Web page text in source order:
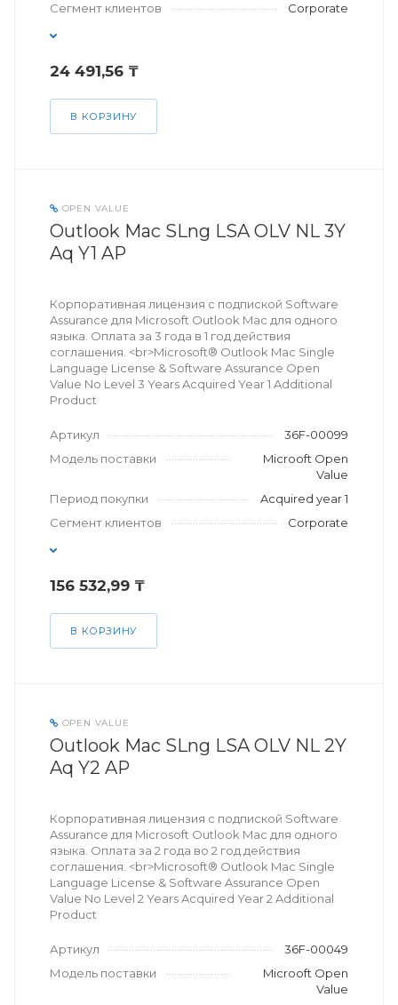
Сегмент клиентов
Corporate
24 491,56 ₸
В КОРЗИНУ
OPEN VALUE
Outlook Mac SLng LSA OLV NL 3Y
Aq Y1 AP
Корпоративная лицензия с подпиской Software
Assurance для Microsoft Outlook Mac для одного
языка. Оплата за 3 года в 1 год действия
соглашения. <br>Microsoft® Outlook Mac Single
Language License & Software Assurance Open
Value No Level 3 Years Acquired Year 1 Additional
Product
Артикул
36F-00099
Модель поставки
Microoft Open
Value
Период покупки
Acquired year 1
Сегмент клиентов
Corporate
156 532,99 ₸
В КОРЗИНУ
OPEN VALUE
Outlook Mac SLng LSA OLV NL 2Y
Aq Y2 AP
Корпоративная лицензия с подпиской Software
Assurance для Microsoft Outlook Mac для одного
языка. Оплата за 2 года во 2 год действия
соглашения. <br>Microsoft® Outlook Mac Single
Language License & Software Assurance Open
Value No Level 2 Years Acquired Year 2 Additional
Product
Артикул
36F-00049
Модель поставки
Microoft Open
Value